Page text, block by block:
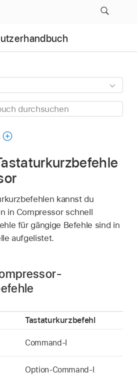
kannst du
in Compressor schnell
für gängige Befehle sind in
aufgelistet.
Tastaturkurzbefehl
Command-I
Option-Command-I